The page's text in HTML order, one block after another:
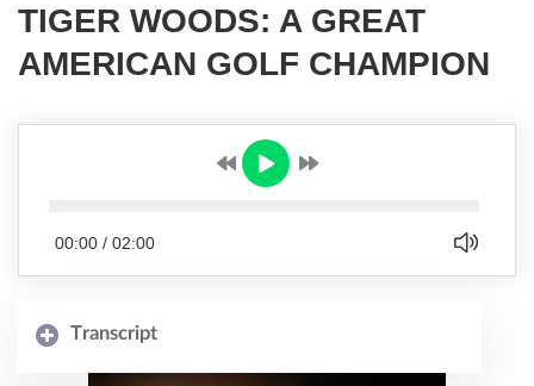
TIGER WOODS: A GREAT
AMERICAN GOLF CHAMPION
00:00 / 02:00
Transcript